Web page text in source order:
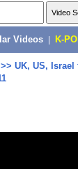
Videos K-
UK, US, Israel